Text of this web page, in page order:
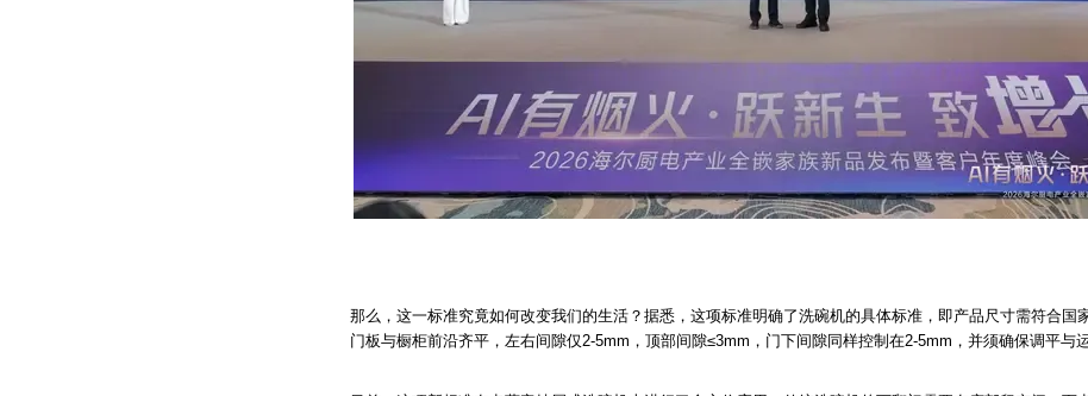
那么，这一标准究竟如何改变我们的生活？据悉，这项标准明确了洗碗机的具体标准，即产品尺寸需符合国
门板与橱柜前沿齐平，左右间隙仅2-5mm，顶部间隙≤3mm，门下间隙同样控制在2-5mm，并须确保调平与运